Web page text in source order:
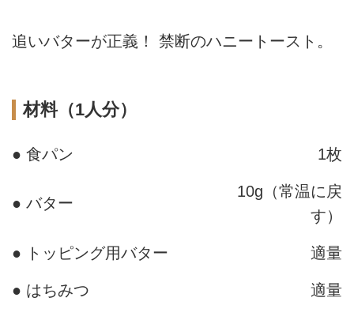
追いバターが正義！ 禁断のハニートースト。
材料（1人分）
● 食パン 1枚
● バター
10g（常温に戻
す）
● トッピング用バター 適量
● はちみつ 適量